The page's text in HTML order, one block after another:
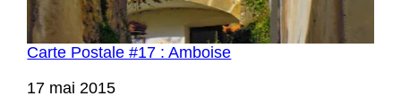
Carte Postale #17 : Amboise
Date
17 mai 2015